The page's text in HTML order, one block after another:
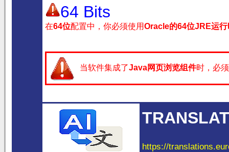
64 Bits
在64位配置中，你必须使用Oracle的64位JRE运行
当软件集成了Java网页浏览组件时，必
https://